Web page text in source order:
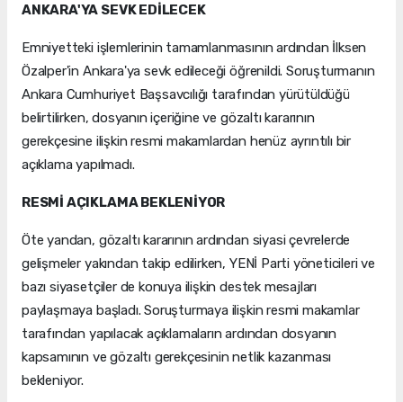
ANKARA'YA SEVK EDİLECEK
Emniyetteki işlemlerinin tamamlanmasının ardından İlksen
Özalper'in Ankara'ya sevk edileceği öğrenildi. Soruşturmanın
Ankara Cumhuriyet Başsavcılığı tarafından yürütüldüğü
belirtilirken, dosyanın içeriğine ve gözaltı kararının
gerekçesine ilişkin resmi makamlardan henüz ayrıntılı bir
açıklama yapılmadı.
RESMİ AÇIKLAMA BEKLENİYOR
Öte yandan, gözaltı kararının ardından siyasi çevrelerde
gelişmeler yakından takip edilirken, YENİ Parti yöneticileri ve
bazı siyasetçiler de konuya ilişkin destek mesajları
paylaşmaya başladı. Soruşturmaya ilişkin resmi makamlar
tarafından yapılacak açıklamaların ardından dosyanın
kapsamının ve gözaltı gerekçesinin netlik kazanması
bekleniyor.